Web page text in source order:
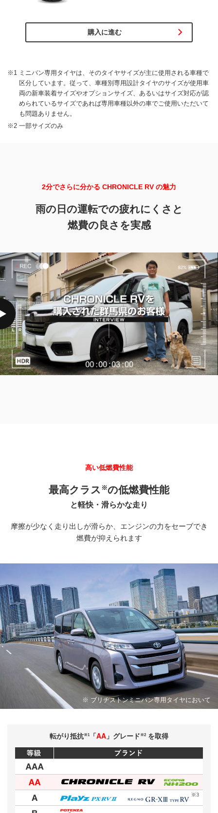
購入に進む
※1 ミニバン専用タイヤは、そのタイヤサイズが主に使用される車種で
区分しています。従って、車種別専用設計タイヤのサイズが使用車
両の新車装着サイズやオプションサイズ、あるいはサイズ対応が認
められているサイズであれば専用車種以外の車でご使用いただいて
も問題ありません。
※2 一部サイズのみ
2分でさらに分かる CHRONICLE RV の魅力
雨の日の運転での疲れにくさと
燃費の良さを実感
[INTERVIEW] REGNO GR-XⅢ を購入された神奈川県のお客様
動画を再生
高い低燃費性能
最高クラス ※の低燃費性能
と軽快・滑らかな走り
摩擦が少なく走り出しが滑らか、エンジンの力をセーブでき
燃費が抑えられます
※ ブリヂストンミニバン専用タイヤにおいて
転がり抵抗※1「AA 」グレード ※2 を取得